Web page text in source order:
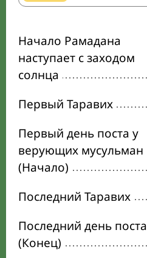
Начало Рамадана
наступает с заходом
солнца
Первый Таравих
Первый день поста у
верующих мусульман
(Начало)
Последний Таравих
Последний день поста
(Конец)